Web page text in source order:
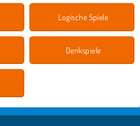
Logische Spiele
Denkspiele